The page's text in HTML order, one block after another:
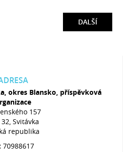
DALŠÍ
okres Blansko, příspěvková
157
Svitávka
republika
70988617